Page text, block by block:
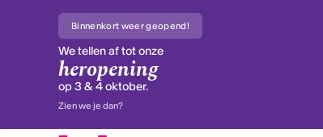
Binnenkort weer geopend!
We tellen af tot onze
heropening
op 3 & 4 oktober.
Zien we je dan?